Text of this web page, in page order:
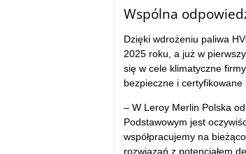
Wspólna
Dzięki wdrożeniu paliwa
2025 roku, a już w
się w cele klimatyczne
bezpieczne i certyfikowane
– W Leroy Merlin Polska
Podstawowym jest
współpracujemy na
rozwiązań z potencjałem